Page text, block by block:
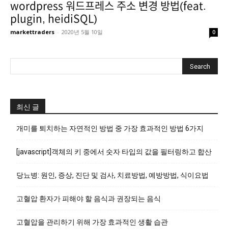
wordpress 워드프레스 주소 변경 방법(feat.
plugin, heidiSQL)
markettraders - 2020년 5월 10일 0
최신 글
개미를 퇴치하는 자연적인 방법 중 가장 효과적인 방법 6가지
[javascript]객체의 키 중에서 숫자 타입의 값을 필터링하고 합산
당뇨병: 원인, 증상, 진단 및 검사, 치료방법, 예방방법, 식이요법
고혈압 환자가 피해야 할 음식과 권장되는 음식
고혈압을 관리하기 위해 가장 효과적인 생활 습관